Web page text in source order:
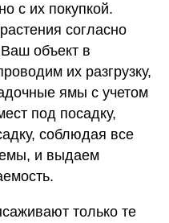
с их покупкой.
согласно
объект в
их разгрузку,
ямы с учетом
под посадку,
соблюдая все
и выдаем
только те